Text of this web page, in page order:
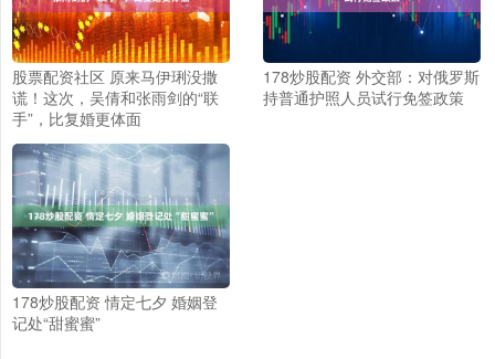
股票配资社区 原来马伊琍没撒
谎！这次，吴倩和张雨剑的“联
手”，比复婚更体面
178炒股配资 外交部：对俄罗斯
持普通护照人员试行免签政策
178炒股配资 情定七夕 婚姻登
记处“甜蜜蜜”